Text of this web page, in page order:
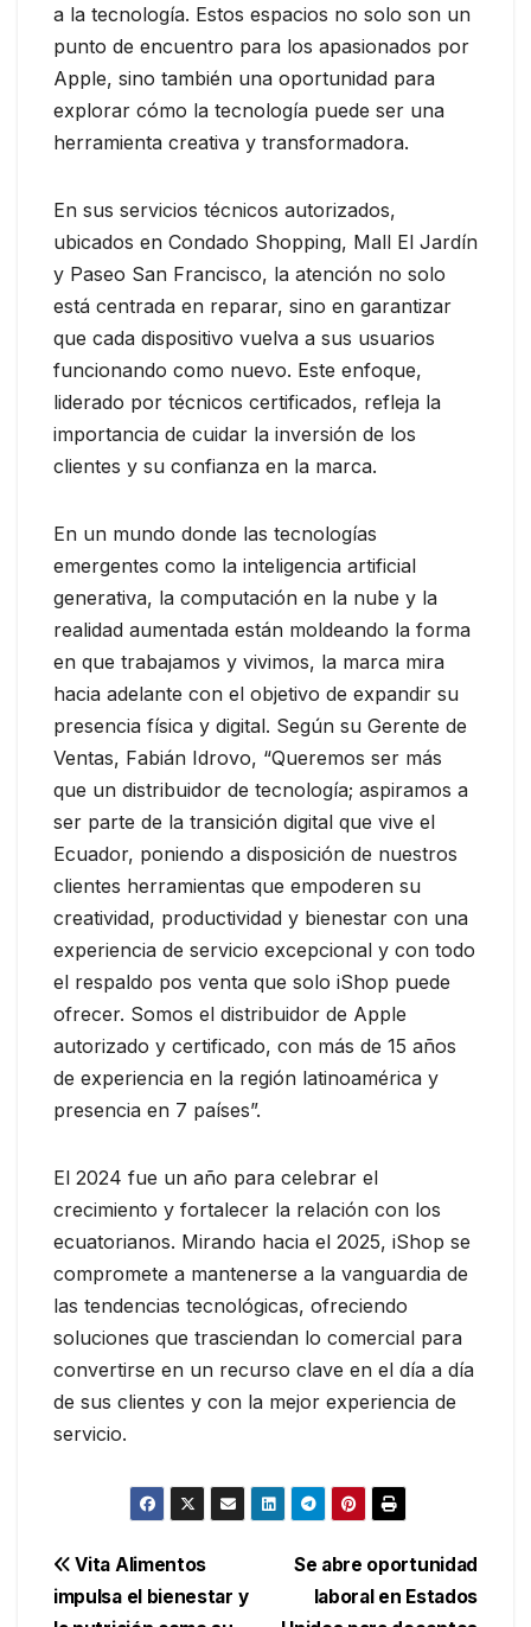
a la tecnología. Estos espacios no solo son un
punto de encuentro para los apasionados por
Apple, sino también una oportunidad para
explorar cómo la tecnología puede ser una
herramienta creativa y transformadora.
En sus servicios técnicos autorizados,
ubicados en Condado Shopping, Mall El Jardín
y Paseo San Francisco, la atención no solo
está centrada en reparar, sino en garantizar
que cada dispositivo vuelva a sus usuarios
funcionando como nuevo. Este enfoque,
liderado por técnicos certificados, refleja la
importancia de cuidar la inversión de los
clientes y su confianza en la marca.
En un mundo donde las tecnologías
emergentes como la inteligencia artificial
generativa, la computación en la nube y la
realidad aumentada están moldeando la forma
en que trabajamos y vivimos, la marca mira
hacia adelante con el objetivo de expandir su
presencia física y digital. Según su Gerente de
Ventas, Fabián Idrovo, “Queremos ser más
que un distribuidor de tecnología; aspiramos a
ser parte de la transición digital que vive el
Ecuador, poniendo a disposición de nuestros
clientes herramientas que empoderen su
creatividad, productividad y bienestar con una
experiencia de servicio excepcional y con todo
el respaldo pos venta que solo iShop puede
ofrecer. Somos el distribuidor de Apple
autorizado y certificado, con más de 15 años
de experiencia en la región latinoamérica y
presencia en 7 países”.
El 2024 fue un año para celebrar el
crecimiento y fortalecer la relación con los
ecuatorianos. Mirando hacia el 2025, iShop se
compromete a mantenerse a la vanguardia de
las tendencias tecnológicas, ofreciendo
soluciones que trasciendan lo comercial para
convertirse en un recurso clave en el día a día
de sus clientes y con la mejor experiencia de
servicio.
Navegación
Se abre oportunidad
laboral en Estados
Vita Alimentos
impulsa el bienestar y